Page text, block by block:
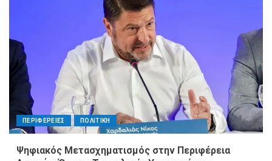
ΠΕΡΙΦΕΡΕΙΕΣ ΠΟΛΙΤΙΚΗ
Ψηφιακός Μετασχηματισμός στην Περιφέρεια